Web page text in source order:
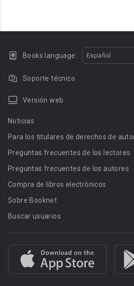
Books language: Español
Soporte técnico
Versión web
Noticias
Para los titulares de derechos de
Preguntas frecuentes de los lectores
Preguntas frecuentes de los autores
Compra de libros electrónicos
Sobre Booknet
Buscar usuarios